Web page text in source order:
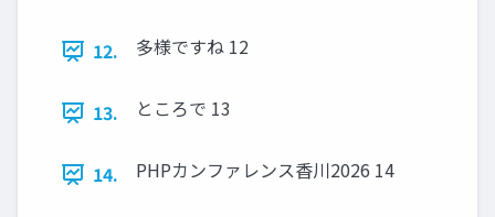
12. 多様ですね 12
13. ところで 13
14. PHPカンファレンス香川2026 14